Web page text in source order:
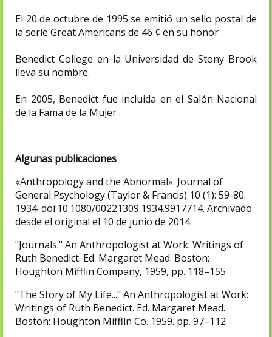
El 20 de octubre de 1995 se emitió un sello postal de
la serie Great Americans de 46 ¢ en su honor .
Benedict College en la Universidad de Stony Brook
lleva su nombre.
En 2005, Benedict fue incluida en el Salón Nacional
de la Fama de la Mujer .
Algunas publicaciones
«Anthropology and the Abnormal». Journal of
General Psychology (Taylor & Francis) 10 (1): 59-80.
1934. doi:10.1080/00221309.1934.9917714. Archivado
desde el original el 10 de junio de 2014.
"Journals." An Anthropologist at Work: Writings of
Ruth Benedict. Ed. Margaret Mead. Boston:
Houghton Mifflin Company, 1959, pp. 118–155
"The Story of My Life..." An Anthropologist at Work:
Writings of Ruth Benedict. Ed. Margaret Mead.
Boston: Houghton Mifflin Co. 1959. pp. 97–112